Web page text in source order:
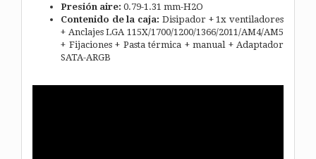
Presión aire: 0.79-1.31 mm-H2O
Contenido de la caja: Disipador + 1x ventiladores
+ Anclajes LGA 115X/1700/1200/1366/2011/AM4/AM5
+ Fijaciones + Pasta térmica + manual + Adaptador
SATA-ARGB